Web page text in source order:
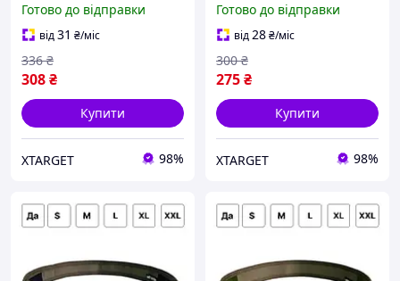
тактичний
Готово до відправки
від31 ₴/міс
308₴
336 ₴
Купити
XTARGET 98%
Ремінь армійський ЗСУ
Готово до відправки
від28₴/міс
275₴
300 ₴
Купити
XTARGET 98%